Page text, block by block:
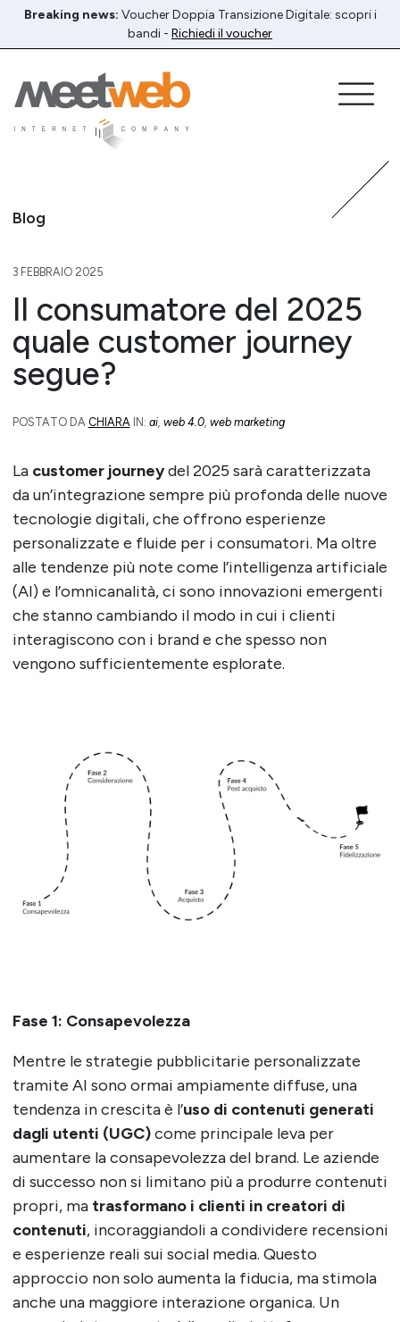
Breaking news: Voucher Doppia Transizione Digitale: scopri i
bandi - Richiedi il voucher
Blog
3 FEBBRAIO 2025
Il consumatore del 2025
quale customer journey
segue?
POSTATO DA CHIARA IN: ai, web 4.0, web marketing
La customer journeydel 2025 sarà caratterizzata
da un’integrazione sempre più profonda delle nuove
tecnologie digitali, che offrono esperienze
personalizzate e fluide per i consumatori. Ma oltre
alle tendenze più note come l’intelligenza artificiale
(AI) e l’omnicanalità, ci sono innovazioni emergenti
che stanno cambiando il modo in cui i clienti
interagiscono con i brand e che spesso non
vengono sufficientemente esplorate.
Fase 1: Consapevolezza
Mentre le strategie pubblicitarie personalizzate
tramite AI sono ormai ampiamente diffuse, una
tendenza in crescita è l’uso di contenuti generati
dagli utenti (UGC)come principale leva per
aumentare la consapevolezza del brand. Le aziende
di successo non si limitano più a produrre contenuti
propri, ma trasformano i clienti in creatori di
contenuti, incoraggiandoli a condividere recensioni
e esperienze reali sui social media. Questo
approccio non solo aumenta la fiducia, ma stimola
anche una maggiore interazione organica. Un